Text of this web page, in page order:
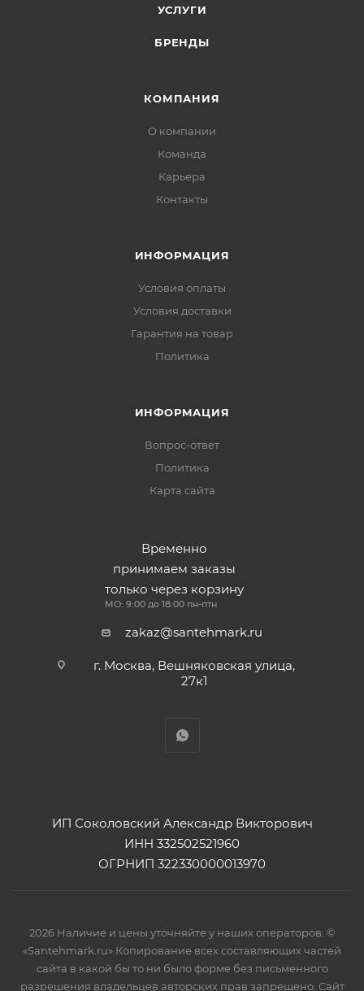
УСЛУГИ
БРЕНДЫ
КОМПАНИЯ
О компании
Команда
Карьера
Контакты
ИНФОРМАЦИЯ
Условия оплаты
Условия доставки
Гарантия на товар
Политика
ИНФОРМАЦИЯ
Вопрос-ответ
Политика
Карта сайта
Временно
принимаем заказы
только через корзину
МО: 9:00 до 18:00 пн-птн
zakaz@santehmark.ru
г. Москва, Вешняковская улица,
27к1
ИП Соколовский Александр Викторович
ИНН 332502521960
ОГРНИП 322330000013970
2026 Наличие и цены уточняйте у наших операторов. ©
«Santehmark.ru» Копирование всех составляющих частей
сайта в какой бы то ни было форме без письменного
разрешения владельцев авторских прав запрещено. Сайт